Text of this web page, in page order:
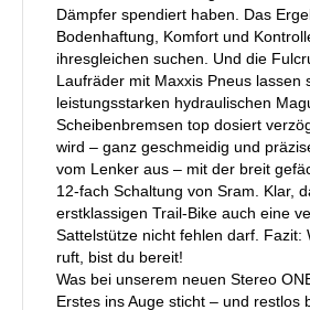
Dämpfer spendiert haben. Das
Bodenhaftung, Komfort und
ihresgleichen suchen. Und die
Laufräder mit Maxxis Pneus lassen
leistungsstarken hydraulischen
Scheibenbremsen top dosiert
wird – ganz geschmeidig und
vom Lenker aus – mit der breit
12-fach Schaltung von Sram. Klar,
erstklassigen Trail-Bike auch eine
Sattelstütze nicht fehlen darf. Fazit:
ruft, bist du bereit!
Was bei unserem neuen Stereo
Erstes ins Auge sticht – und restlos